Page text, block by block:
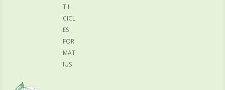
T I
CICL
ES
FOR
MAT
IUS